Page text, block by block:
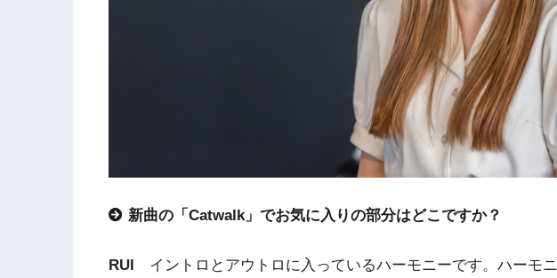
新曲の「Catwalk」でお気に入りの部分はどこですか？
RUI イントロとアウトロに入っているハーモニーです。ハーモ